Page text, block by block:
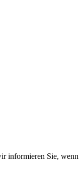
informieren Sie, wenn